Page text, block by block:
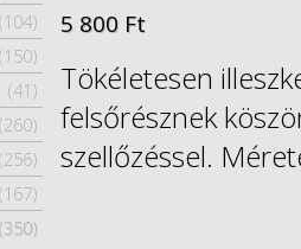
(104)
(150)
(41)
(260)
(256)
(167)
(350)
5 800 Ft
Tökéletesen
felsőrésznek
szellőzéssel.